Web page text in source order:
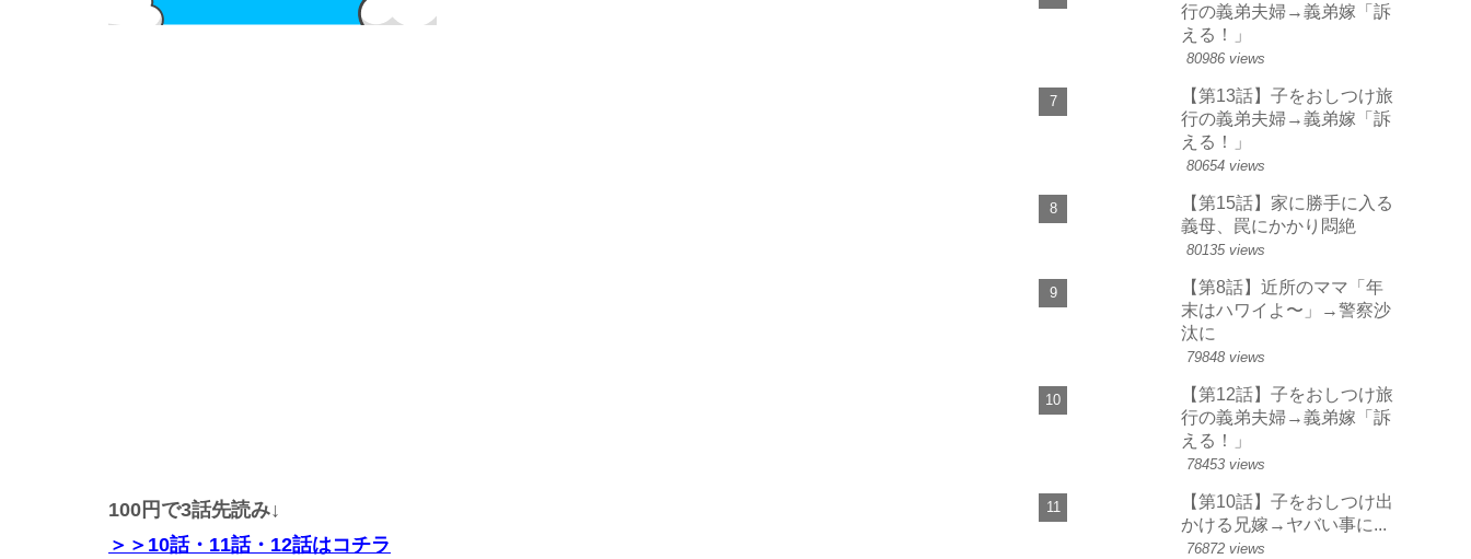
100円で3話先読み↓
＞＞ 10話・11話・12話はコチラ
行の義弟夫婦→義弟嫁「訴
える！」
80986 views
【第13話】子をおしつけ旅
行の義弟夫婦→義弟嫁「訴
える！」
80654 views
【第15話】家に勝手に入る
義母、罠にかかり悶絶
80135 views
【第8話】近所のママ「年
末はハワイよ〜」→警察沙
汰に
79848 views
【第12話】子をおしつけ旅
行の義弟夫婦→義弟嫁「訴
える！」
78453 views
【第10話】子をおしつけ出
かける兄嫁→ヤバい事に...
76872 views